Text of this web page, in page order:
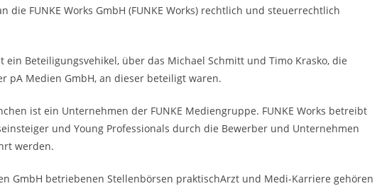
die FUNKE Works GmbH (FUNKE Works) rechtlich und steuerrechtlich
ein Beteiligungsvehikel, über das Michael Schmitt und Timo Krasko, die
pA Medien GmbH, an dieser beteiligt waren.
ist ein Unternehmen der FUNKE Mediengruppe. FUNKE Works betreibt
und Young Professionals durch die Bewerber und Unternehmen
werden.
GmbH betriebenen Stellenbörsen praktischArzt und Medi-Karriere gehören